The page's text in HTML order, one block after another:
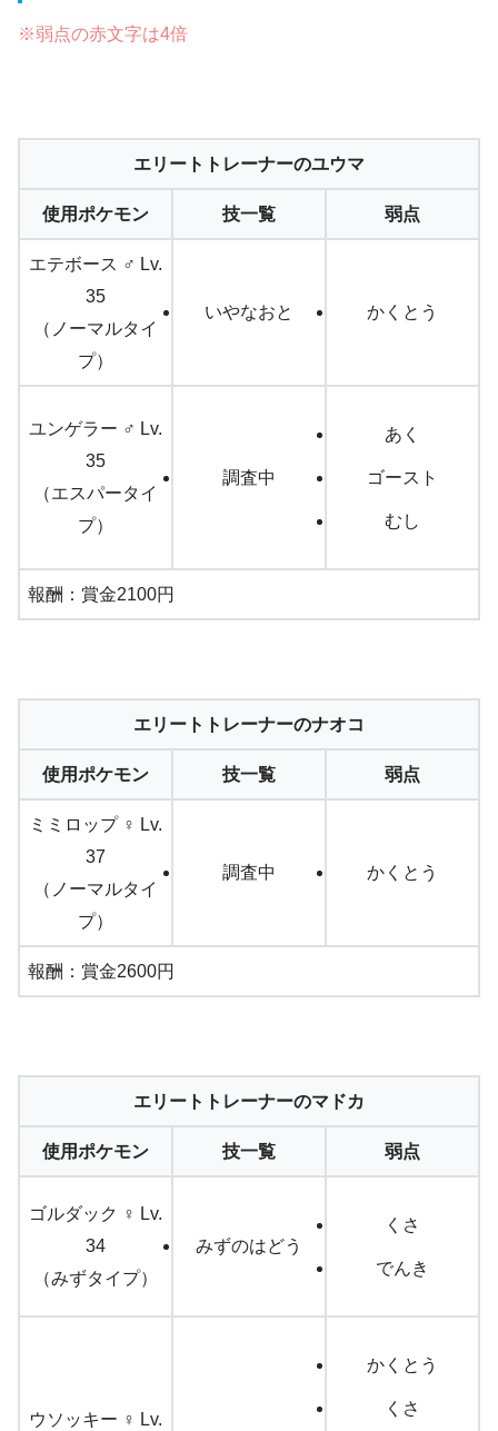
※弱点の赤文字は4倍
エリートトレーナーのユウマ
使用ポケモン 技一覧 弱点
エテボース ♂ Lv.
35
（ノーマルタイ
プ）
いやなおと かくとう
ユンゲラー ♂ Lv.
35
（エスパータイ
プ）
調査中
あく
ゴースト
むし
報酬：賞金2100円
エリートトレーナーのナオコ
使用ポケモン 技一覧 弱点
ミミロップ ♀ Lv.
37
（ノーマルタイ
プ）
調査中 かくとう
報酬：賞金2600円
エリートトレーナーのマドカ
使用ポケモン 技一覧 弱点
ゴルダック ♀ Lv.
34
（みずタイプ）
みずのはどう
くさ
でんき
ウソッキー ♀ Lv.
かくとう
くさ